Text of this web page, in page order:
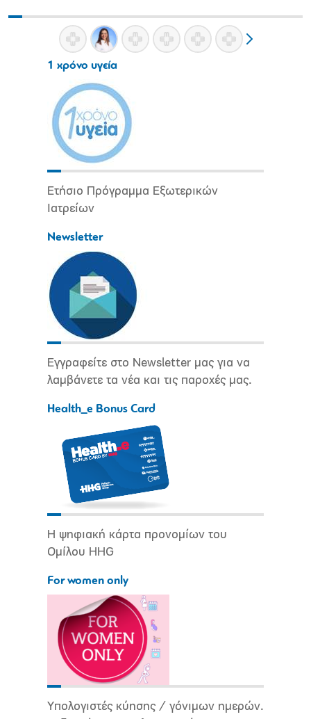
1 χρόνο υγεία
Ετήσιο Πρόγραμμα Εξωτερικών
Ιατρείων
Newsletter
Εγγραφείτε στο Newsletter μας για να
λαμβάνετε τα νέα και τις παροχές μας.
Health_e Bonus Card
Η ψηφιακή κάρτα προνομίων του
Ομίλου HHG
For women only
Υπολογιστές κύησης / γόνιμων ημερών.